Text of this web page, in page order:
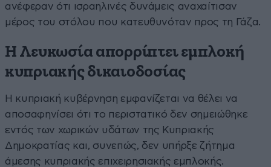
ανέφεραν ότι ισραηλινές δυνάμεις αναχαίτισαν
μέρος του στόλου που κατευθυνόταν προς τη Γάζα.
Η Λευκωσία απορρίπτει εμπλοκή
κυπριακής δικαιοδοσίας
Η κυπριακή κυβέρνηση εμφανίζεται να θέλει να
αποσαφηνίσει ότι το περιστατικό δεν σημειώθηκε
εντός των χωρικών υδάτων της Κυπριακής
Δημοκρατίας και, συνεπώς, δεν υπήρξε ζήτημα
άμεσης κυπριακής επιχειρησιακής εμπλοκής.